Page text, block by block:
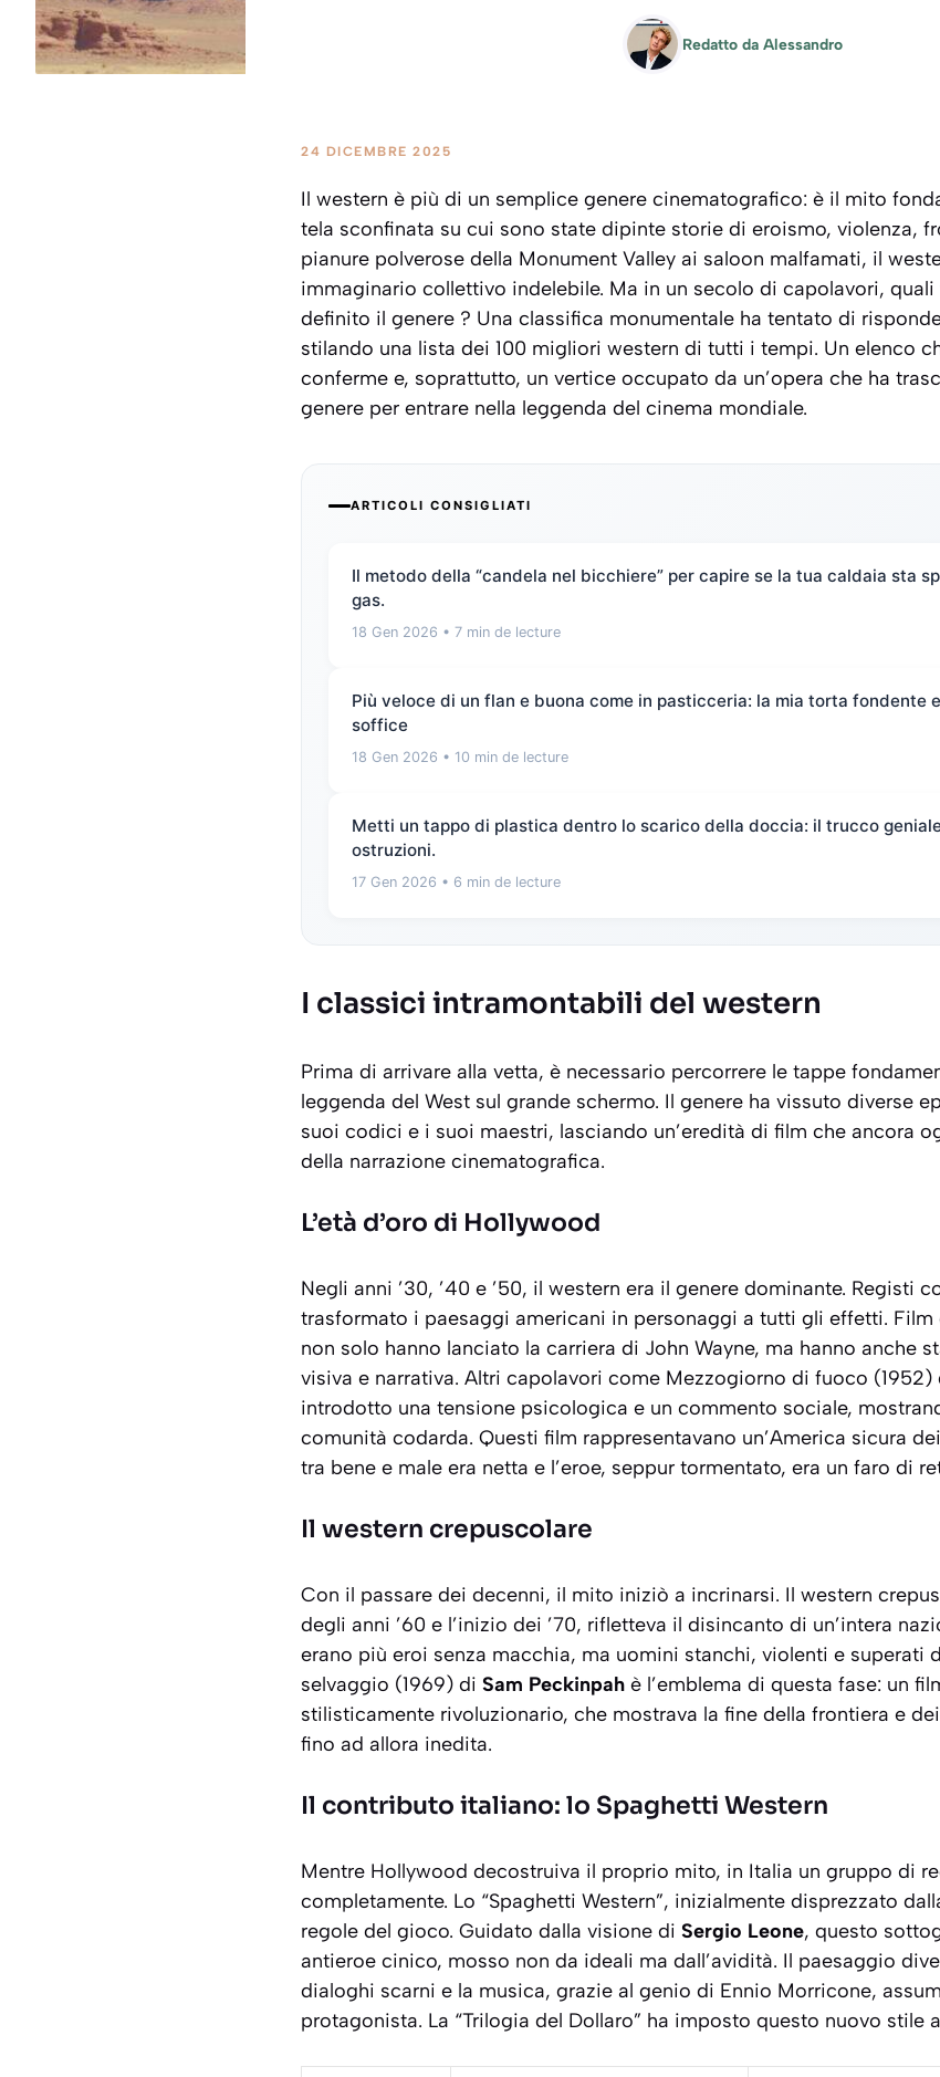
Redatto da Alessandro
24 DICEMBRE 2025
Il western è più di un semplice genere cinematografico: è il mito
tela sconfinata su cui sono state dipinte storie di eroismo, violenza,
pianure polverose della Monument Valley ai saloon malfamati, il
immaginario collettivo indelebile. Ma in un secolo di capolavori, quali
definito il genere ? Una classifica monumentale ha tentato di
stilando una lista dei 100 migliori western di tutti i tempi. Un elenco
conferme e, soprattutto, un vertice occupato da un’opera che ha
genere per entrare nella leggenda del cinema mondiale.
ARTICOLI CONSIGLIATI
Il metodo della “candela nel bicchiere” per capire se la tua caldaia sta
gas.
18 Gen 2026 • 7 min de lecture
Più veloce di un flan e buona come in pasticceria: la mia torta fondente
soffice
18 Gen 2026 • 10 min de lecture
Metti un tappo di plastica dentro lo scarico della doccia: il trucco
ostruzioni.
17 Gen 2026 • 6 min de lecture
I classici intramontabili del western
Prima di arrivare alla vetta, è necessario percorrere le tappe
leggenda del West sul grande schermo. Il genere ha vissuto diverse
suoi codici e i suoi maestri, lasciando un’eredità di film che ancora
della narrazione cinematografica.
L’età d’oro di Hollywood
Negli anni ’30, ’40 e ’50, il western era il genere dominante. Registi
trasformato i paesaggi americani in personaggi a tutti gli effetti. Film
non solo hanno lanciato la carriera di John Wayne, ma hanno anche
visiva e narrativa. Altri capolavori come Mezzogiorno di fuoco (1952)
introdotto una tensione psicologica e un commento sociale,
comunità codarda. Questi film rappresentavano un’America sicura
tra bene e male era netta e l’eroe, seppur tormentato, era un faro di
Il western crepuscolare
Con il passare dei decenni, il mito iniziò a incrinarsi. Il western
degli anni ’60 e l’inizio dei ’70, rifletteva il disincanto di un’intera
erano più eroi senza macchia, ma uomini stanchi, violenti e superati
selvaggio (1969) di Sam Peckinpah è l’emblema di questa fase: un
stilisticamente rivoluzionario, che mostrava la fine della frontiera e
fino ad allora inedita.
Il contributo italiano: lo Spaghetti Western
Mentre Hollywood decostruiva il proprio mito, in Italia un gruppo di
completamente. Lo “Spaghetti Western”, inizialmente disprezzato
regole del gioco. Guidato dalla visione di Sergio Leone, questo
antieroe cinico, mosso non da ideali ma dall’avidità. Il paesaggio
dialoghi scarni e la musica, grazie al genio di Ennio Morricone,
protagonista. La “Trilogia del Dollaro” ha imposto questo nuovo stile